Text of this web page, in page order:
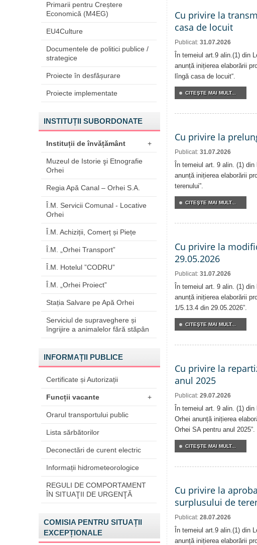
Primarii pentru Creștere
Economică (M4EG)
EU4Culture
Documentele de politici publice /
strategice
Proiecte în desfășurare
Proiecte implementate
INSTITUȚII SUBORDONATE
Instituții de învățământ +
Muzeul de Istorie şi Etnografie
Orhei
Regia Apă Canal – Orhei S.A.
Î.M. Servicii Comunal - Locative
Orhei
Î.M. Achiziții, Comerț și Piețe
Î.M. „Orhei Transport”
Î.M. Hotelul ”CODRU”
Î.M. „Orhei Proiect”
Stația Salvare pe Apă Orhei
Serviciul de supraveghere și
îngrijire a animalelor fără stăpân
INFORMAȚII PUBLICE
Certificate și Autorizații
Funcții vacante +
Orarul transportului public
Lista sărbătorilor
Deconectări de curent electric
Informații hidrometeorologice
REGULI DE COMPORTAMENT
ÎN SITUAŢII DE URGENŢĂ
COMISIA PENTRU SITUAȚII
EXCEPȚIONALE
Cu privire la
casa de locuit
Publicat: 31.07.2026
În temeiul art.9 alin.(1) din
anunță inițierea elaborării
lîngă casa de locuit“.
CITEŞTE MAI MULT...
Cu privire la
Publicat: 31.07.2026
În temeiul art. 9 alin. (1)
anunță inițierea elaborării
terenului”.
CITEŞTE MAI MULT...
Cu privire la
29.05.2026
Publicat: 31.07.2026
În temeiul art. 9 alin. (1)
anunță inițierea elaborării
1/5.13.4 din 29.05.2026”.
CITEŞTE MAI MULT...
Cu privire la
anul 2025
Publicat: 29.07.2026
În temeiul art. 9 alin. (1)
Orhei anunță inițierea
Orhei SA pentru anul 2025”.
CITEŞTE MAI MULT...
Cu privire la
surplusului de
Publicat: 28.07.2026
În temeiul art.9 alin.(1) din
anunță inițierea elaborării